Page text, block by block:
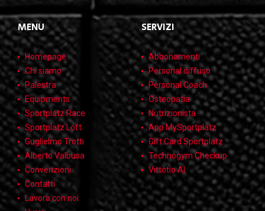
MENU
Homepage
Chi siamo
Palestra
Equipments
Sportplatz Race
Sportplatz Loft
Guglielmo Trotti
Alberto Valbusa
Convenzioni
Contatti
Lavora con noi
SERVIZI
Abbonamenti
Personal diffuso
Personal Coach
Osteopatia
Nutrizionista
App MySportplatz
Gift Card Sportplatz
Technogym Checkup
Vittotio AI